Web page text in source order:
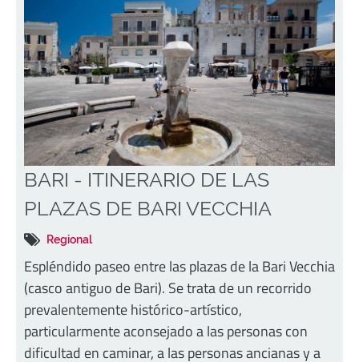
BARI - ITINERARIO DE LAS
PLAZAS DE BARI VECCHIA
Regional
Espléndido paseo entre las plazas de la Bari Vecchia
(casco antiguo de Bari). Se trata de un recorrido
prevalentemente histórico-artístico,
particularmente aconsejado a las personas con
dificultad en caminar, a las personas ancianas y a